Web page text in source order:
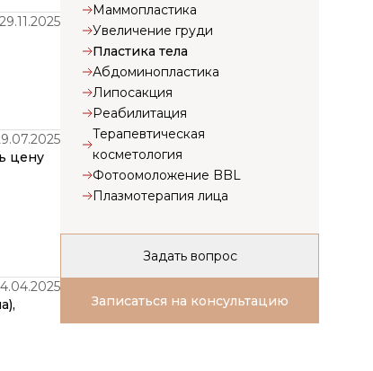
29.11.2025
цену
Маммопластика
Увеличение груди
Пластика тела
Абдоминопластика
Липосакция
Реабилитация
Терапевтическая
косметология
Фотоомоложение BBL
Плазмотерапия лица
Задать вопрос
Записаться на консультацию